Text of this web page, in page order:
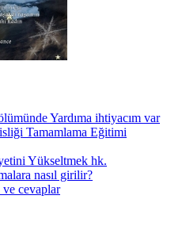
Yardıma ihtiyacım var
Tamamlama Eğitimi
Yükseltmek hk.
nasıl girilir?
cevaplar